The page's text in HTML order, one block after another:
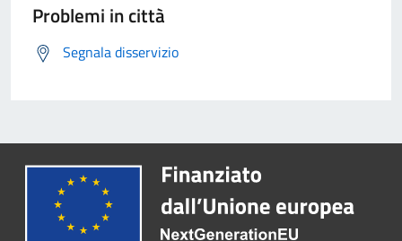
Problemi in città
Segnala disservizio